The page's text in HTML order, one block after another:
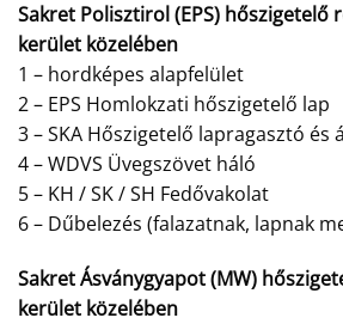
Sakret Polisztirol (EPS) hőszigetelő
kerület közelében
1 – hordképes alapfelület
2 – EPS Homlokzati hőszigetelő lap
3 – SKA Hőszigetelő lapragasztó és
4 – WDVS Üvegszövet háló
5 – KH / SK / SH Fedővakolat
6 – Dűbelezés (falazatnak, lapnak
Sakret Ásványgyapot (MW)
kerület közelében